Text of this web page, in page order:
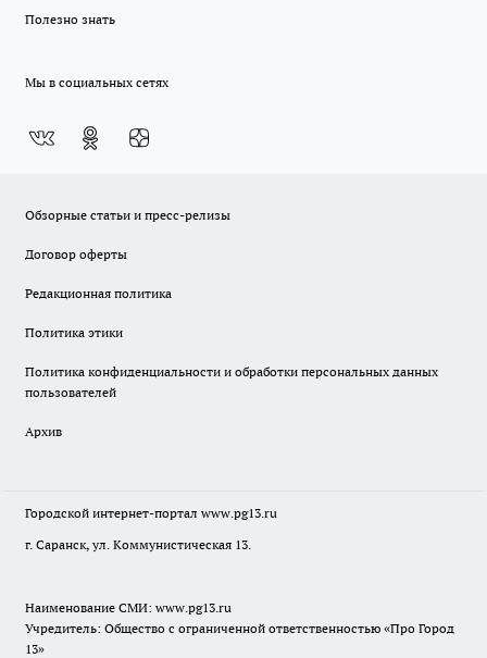
Полезно знать
Мы в социальных сетях
Обзорные статьи и пресс-релизы
Договор оферты
Редакционная политика
Политика этики
Политика конфиденциальности и обработки персональных данных
пользователей
Архив
Городской интернет-портал www.pg13.ru
г. Саранск, ул. Коммунистическая 13.
Наименование СМИ: www.pg13.ru
Учредитель: Общество с ограниченной ответственностью «Про Город
13»